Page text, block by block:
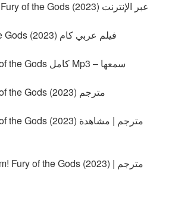
فيلم Shazam! Fury of the Gods كامل Mp3 – سمعها
فيلم Shazam! Fury of the Gods (2023) مترجم